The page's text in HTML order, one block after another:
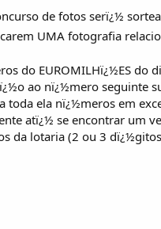
de fotos serï¿½
UMA fotografia
do EUROMILHï¿½ES do
ao nï¿½mero seguinte
toda ela nï¿½meros em
atï¿½ se encontrar um
da lotaria (2 ou 3